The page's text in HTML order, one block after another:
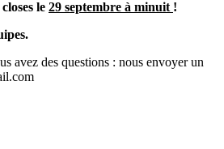
le 29 septembre à minuit !
avez des questions : nous envoyer un